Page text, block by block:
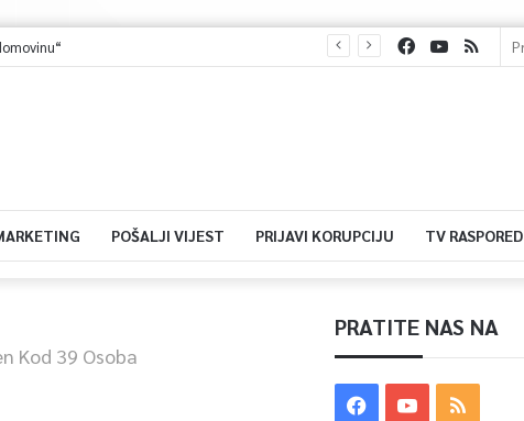
POŠALJI VIJEST PRIJAVI KORUPCIJU TV RASPORED
Kod 39 Osoba
PRATITE NAS NA